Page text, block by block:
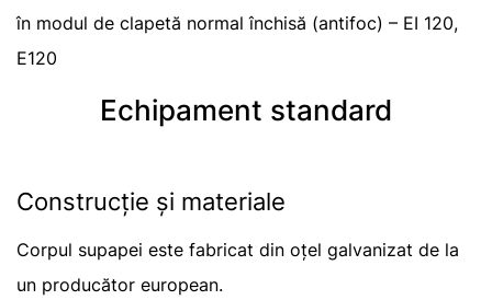
în modul de clapetă normal închisă (antifoc) – EI 120,
E120
Echipament standard
Construcție și materiale
Corpul supapei este fabricat din oțel galvanizat de la
un producător european.